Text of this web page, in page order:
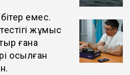
емес.
жұмыс
ғана
қосылған